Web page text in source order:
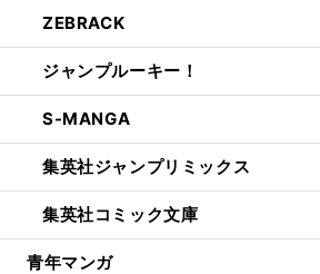
ZEBRACK
ジャンプルーキー！
S-MANGA
集英社ジャンプリミックス
集英社コミック文庫
青年マンガ